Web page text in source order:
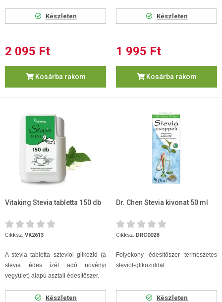
Készleten
2 095 Ft
Kosárba rakom
Készleten
1 995 Ft
Kosárba rakom
Vitaking Stevia tabletta 150 db
Cikksz. VK2613
A stevia tabletta szteviol glikozid (a
stevia édes ízét adó növényi
vegyület) alapú asztali édesítőszer.
Készleten
Dr. Chen Stevia kivonat 50 ml
Cikksz. DRC0028
Folyékony édesítőszer természetes
steviol-glikoziddal
Készleten